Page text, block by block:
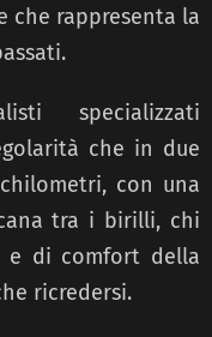
che rappresenta la
specializzati
che in due
con una
tra i birilli, chi
e di comfort della
ricredersi.